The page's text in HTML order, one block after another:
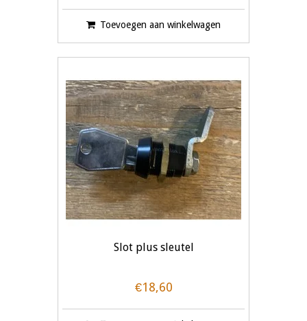
Toevoegen aan winkelwagen
Slot plus sleutel
€18,60